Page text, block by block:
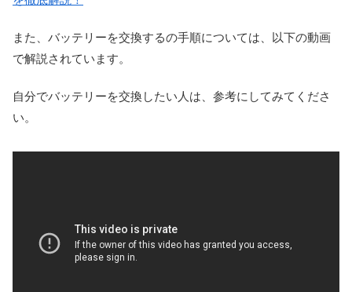
また、バッテリーを交換するの手順については、以下の動画
で解説されています。
自分でバッテリーを交換したい人は、参考にしてみてくださ
い。